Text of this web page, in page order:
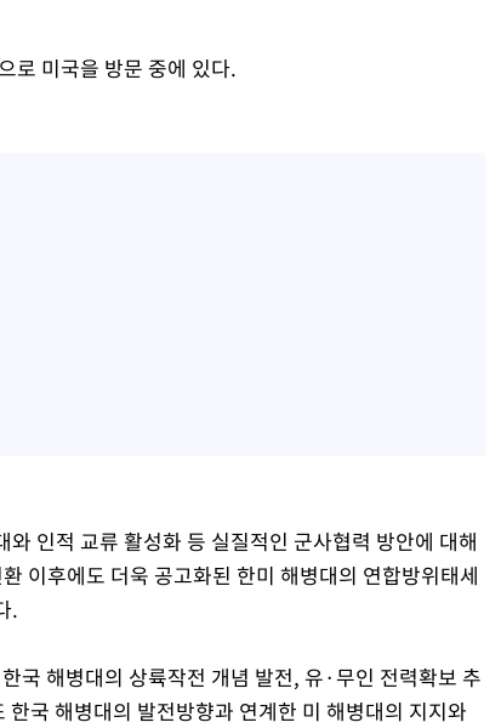
로 미국을 방문 중에 있다.
인적 교류 활성화 등 실질적인 군사협력 방안에 대해
이후에도 더욱 공고화된 한미 해병대의 연합방위태세
.
국 해병대의 상륙작전 개념 발전, 유·무인 전력확보 추
국 해병대의 발전방향과 연계한 미 해병대의 지지와